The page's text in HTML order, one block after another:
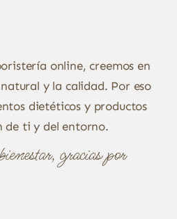
online, creemos en
y la calidad. Por eso
dietéticos y productos
de ti y del entorno.
gracias por